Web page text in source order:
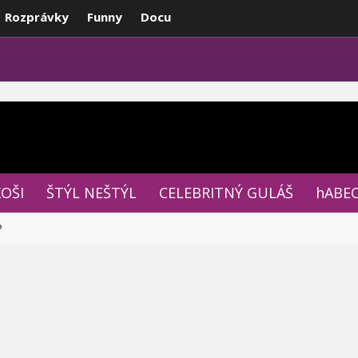
Rozprávky Funny Docu
ŠTÝL NEŠTÝL CELEBRITNÝ GULÁŠ